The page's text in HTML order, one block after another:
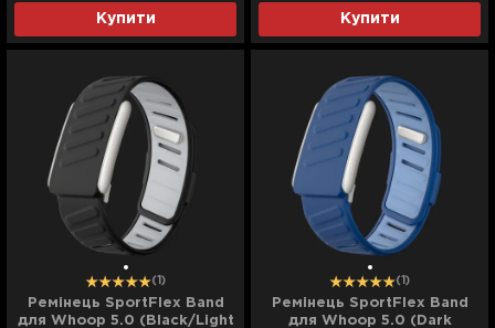
Купити Купити
(1)
Ремінець SportFlex Band
для Whoop 5.0 (Black/Light
(1)
Ремінець SportFlex Band
для Whoop 5.0 (Dark